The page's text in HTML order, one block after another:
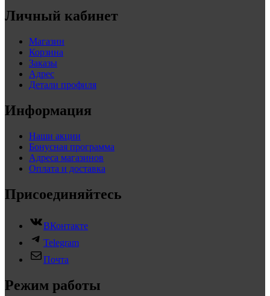
Личный кабинет
Магазин
Корзина
Заказы
Адрес
Детали профиля
Информация
Наши акции
Бонусная программа
Адреса магазинов
Оплата и доставка
Присоединяйтесь
ВКонтакте
Telegram
Почта
Режим работы